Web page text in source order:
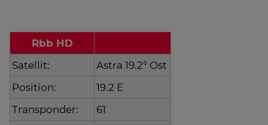
Rbb HD
Satellit:
Astra 19.2° Ost
Position:
19.2 E
Transponder:
61